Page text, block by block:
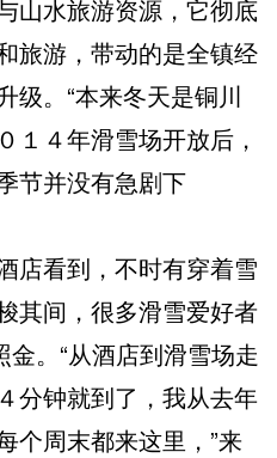
山水旅游资源，它彻底
旅游，带动的是全镇经
级。“本来冬天是铜川
１４年滑雪场开放后，
节并没有急剧下
看到，不时有穿着雪
其间，很多滑雪爱好者
金。“从酒店到滑雪场走
分钟就到了，我从去年
个周末都来这里，”来